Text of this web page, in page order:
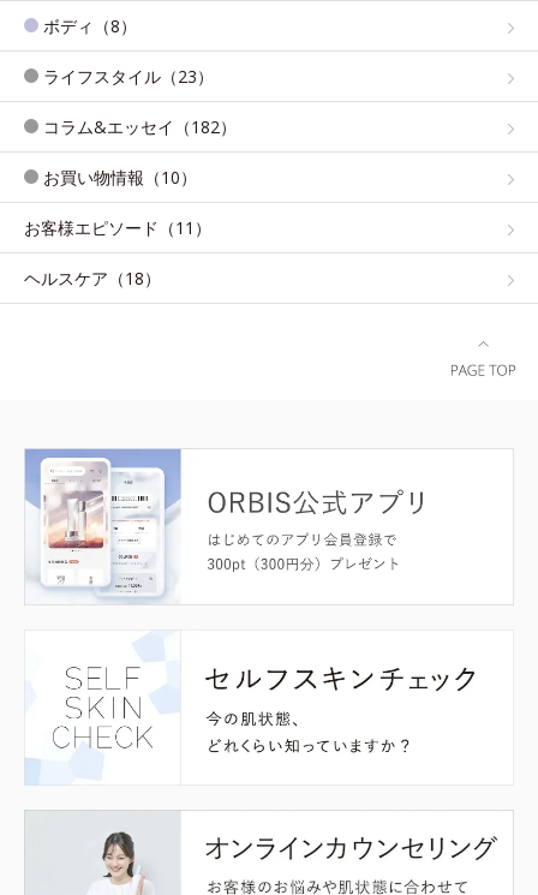
ボディ（8）
ライフスタイル（23）
コラム&エッセイ（182）
お買い物情報（10）
お客様エピソード（11）
ヘルスケア（18）